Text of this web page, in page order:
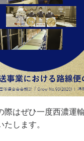
際はぜひ一度西濃運
します。